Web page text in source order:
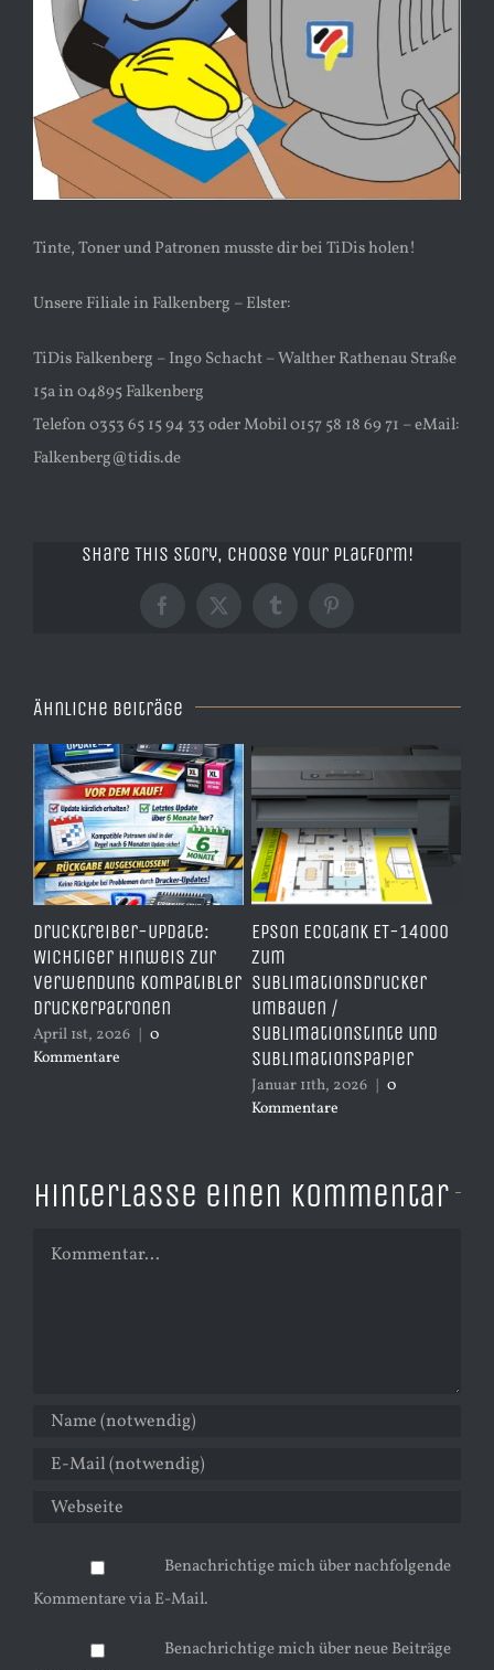
Tinte, Toner und Patronen musste dir bei TiDis holen!
Unsere Filiale in Falkenberg – Elster:
TiDis Falkenberg – Ingo Schacht – Walther Rathenau Straße
15a in 04895 Falkenberg
Telefon 0353 65 15 94 33 oder Mobil 0157 58 18 69 71 – eMail:
Falkenberg@tidis.de
Share This Story, Choose Your Platform!
Facebook
X TumblrPinterest
Ähnliche Beiträge
Drucktreiber-Update:
Wichtiger Hinweis zur
Verwendung kompatibler
Druckerpatronen
April 1st, 2026 | 0
Kommentare
Epson Ecotank ET-14000
zum
Sublimationsdrucker
umbauen /
Sublimationstinte und
Sublimationspapier
Januar 11th, 2026 | 0
Kommentare
Hinterlasse einen Kommentar
Kommentar
Benachrichtige mich über nachfolgende
Kommentare via E-Mail.
Benachrichtige mich über neue Beiträge